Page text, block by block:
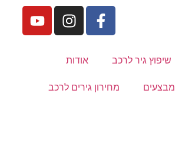
שיפוץ גיר לרכב אודות
מבצעים מחירון גירים לרכב